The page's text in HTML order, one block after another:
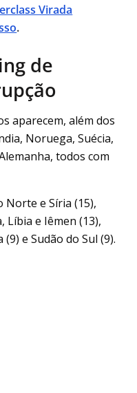
Virada
.
de
aparecem, além dos
Noruega, Suécia,
todos com
e Síria (15),
Líbia e Iêmen (13),
e Sudão do Sul (9).